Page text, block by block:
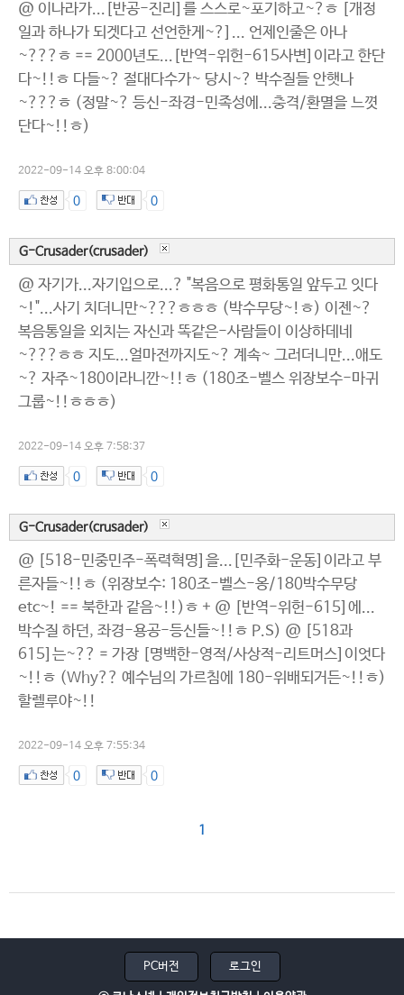
@ 이나라가...[반공-진리]를 스스로~포기하고~?ㅎ [개정
일과 하나가 되겟다고 선언한게~?]... 언제인줄은 아나
~???ㅎ == 2000년도...[반역-위헌-615사변]이라고 한단
다~!!ㅎ 다들~? 절대다수가~ 당시~? 박수질들 안햇나
~???ㅎ (정말~? 등신-좌경-민족성에...충격/환멸을 느꼇
단다~!!ㅎ)
2022-09-14 오후 8:00:04
0 0
G-Crusader(crusader)
@ 자기가...자기입으로...? "복음으로 평화통일 앞두고 잇다
~!"...사기 치더니만~???ㅎㅎㅎ (박수무당~!ㅎ) 이젠~?
복음통일을 외치는 자신과 똑같은-사람들이 이상하데네
~???ㅎㅎ 지도...얼마전까지도~? 계속~ 그러더니만...애도
~? 자주~180이라니깐~!!ㅎ (180조-벨스 위장보수-마귀
그룹~!!ㅎㅎㅎ)
2022-09-14 오후 7:58:37
0 0
G-Crusader(crusader)
@ [518-민중민주-폭력혁명]을...[민주화-운동]이라고 부
른자들~!!ㅎ (위장보수: 180조-벨스-옹/180박수무당
etc~! == 북한과 같음~!!)ㅎ + @ [반역-위헌-615]에...
박수질 하던, 좌경-용공-등신들~!!ㅎ P.S) @ [518과
615]는~?? = 가장 [명백한-영적/사상적-리트머스]이엇다
~!!ㅎ (Why?? 예수님의 가르침에 180-위배되거든~!!ㅎ)
할렐루야~!!
2022-09-14 오후 7:55:34
0 0
1
PC버전 로그인